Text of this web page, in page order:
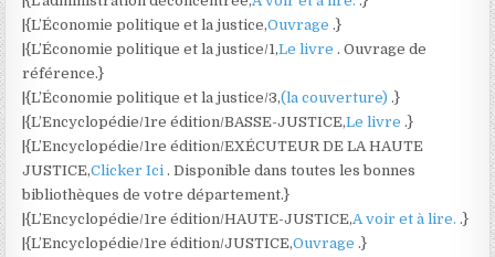
|{L’Économie politique et la justice,Ouvrage .}
|{L’Économie politique et la justice/1,Le livre . Ouvrage de
référence.}
|{L’Économie politique et la justice/3,(la couverture) .}
|{L’Encyclopédie/1re édition/BASSE-JUSTICE,Le livre .}
|{L’Encyclopédie/1re édition/EXÉCUTEUR DE LA HAUTE
JUSTICE,Clicker Ici . Disponible dans toutes les bonnes
bibliothèques de votre département.}
|{L’Encyclopédie/1re édition/HAUTE-JUSTICE,A voir et à lire. .}
|{L’Encyclopédie/1re édition/JUSTICE,Ouvrage .}